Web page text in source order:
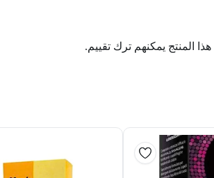
المنتج يمكنهم ترك تقييم.